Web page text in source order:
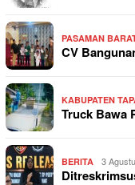
PASAMAN
CV
KABUPATEN
Truck Bawa
BERITA 3